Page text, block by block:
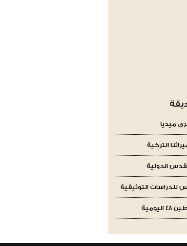
ميديا
التركية
الدولية
للدراسات التوثيقية